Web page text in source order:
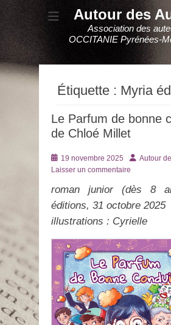
Autour des
Association des
OCCITANIE Pyrénées-
Étiquette : Myria
Le Parfum de bonne
de Chloé Millet
Posté
le
19 novembre 2025 AuteurAutour
Laisser un commentaire
roman junior (dès 8
éditions, 31 octobre 2025
illustrations : Cyrielle